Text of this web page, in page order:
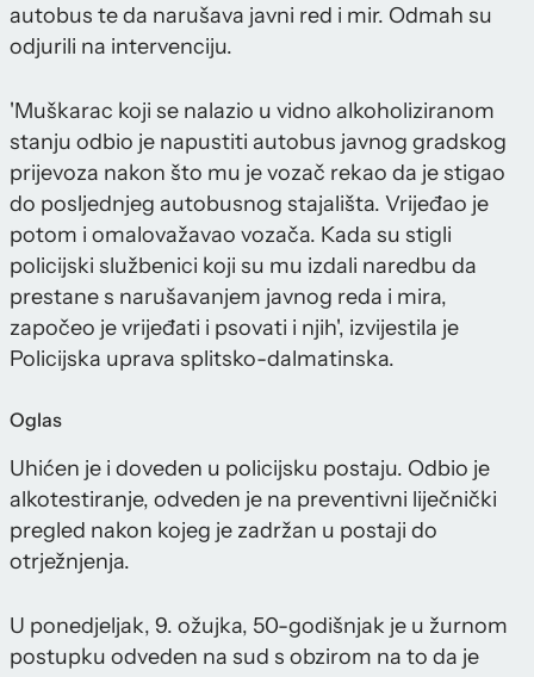
autobus te da narušava javni red i mir. Odmah su
odjurili na intervenciju.
'Muškarac koji se nalazio u vidno alkoholiziranom
stanju odbio je napustiti autobus javnog gradskog
prijevoza nakon što mu je vozač rekao da je stigao
do posljednjeg autobusnog stajališta. Vrijeđao je
potom i omalovažavao vozača. Kada su stigli
policijski službenici koji su mu izdali naredbu da
prestane s narušavanjem javnog reda i mira,
započeo je vrijeđati i psovati i njih', izvijestila je
Policijska uprava splitsko-dalmatinska.
Oglas
Uhićen je i doveden u policijsku postaju. Odbio je
alkotestiranje, odveden je na preventivni liječnički
pregled nakon kojeg je zadržan u postaji do
otrježnjenja.
U ponedjeljak, 9. ožujka, 50-godišnjak je u žurnom
postupku odveden na sud s obzirom na to da je